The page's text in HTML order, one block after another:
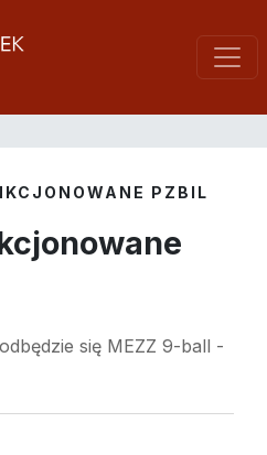
PZBIL
się MEZZ 9-ball -